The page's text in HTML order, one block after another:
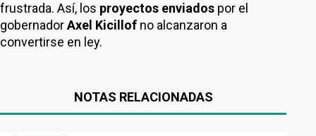
frustrada. Así, los proyectos enviados por el
gobernadorAxel Kicillof no alcanzaron a
convertirse en ley.
NOTAS RELACIONADAS